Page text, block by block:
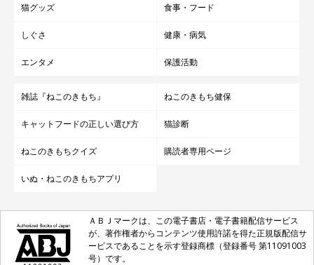
猫グッズ 食事・フード
しぐさ 健康・病気
エンタメ 保護活動
雑誌『ねこのきもち』 ねこのきもち健保
キャットフードの正しい選び方 猫診断
ねこのきもちクイズ 購読者専用ページ
いぬ・ねこのきもちアプリ
ＡＢＪマークは、この電子書店・電子書籍配信サービス
が、著作権者からコンテンツ使用許諾を得た正規版配信サ
ービスであることを示す登録商標（登録番号 第11091003
号）です。